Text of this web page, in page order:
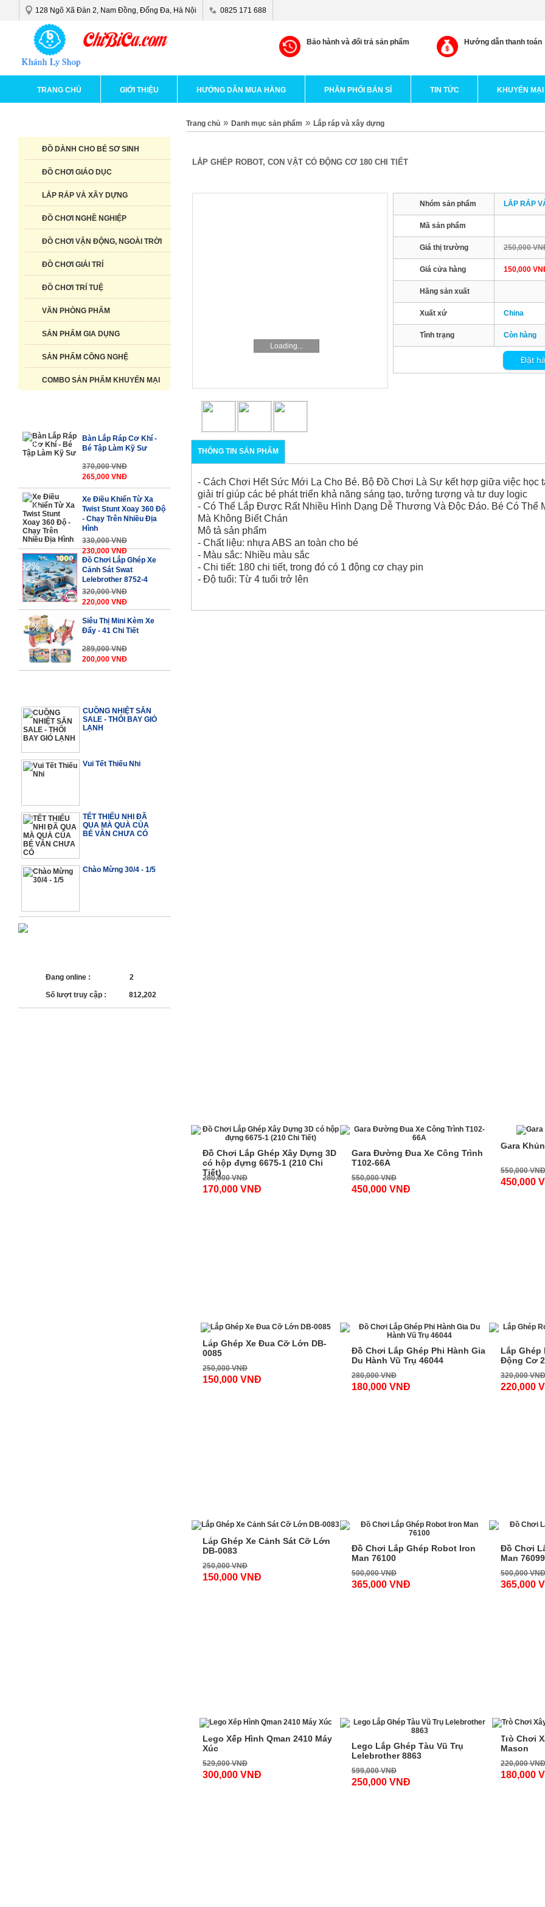
128 Ngõ Xã Đàn 2, Nam Đồng, Đống Đa, Hà Nội 0825 171 688
Bảo hành và đổi trả sản phẩm Hướng dẫn thanh toán
TRANG CHỦ GIỚI THIỆU HƯỚNG DẪN MUA HÀNG PHÂN PHỐI BÁN SỈ TIN TỨC KHUYẾN MẠI
ĐỒ DÀNH CHO BÉ SƠ SINH
ĐỒ CHƠI GIÁO DỤC
LẮP RÁP VÀ XÂY DỰNG
ĐỒ CHƠI NGHỀ NGHIỆP
ĐỒ CHƠI VẬN ĐỘNG, NGOÀI TRỜI
ĐỒ CHƠI GIẢI TRÍ
ĐỒ CHƠI TRÍ TUỆ
VĂN PHÒNG PHẨM
SẢN PHẨM GIA DỤNG
SẢN PHẨM CÔNG NGHỆ
COMBO SẢN PHẨM KHUYẾN MẠI
-29%
Bàn Lắp Ráp Cơ Khí -
Bé Tập Làm Kỹ Sư
370,000 VNĐ
265,000 VNĐ
-31%
Xe Điều Khiển Từ Xa
Twist Stunt Xoay 360 Độ
- Chạy Trên Nhiều Địa
Hình
330,000 VNĐ
230,000 VNĐ
-32%
Đồ Chơi Lắp Ghép Xe
Cảnh Sát Swat
Lelebrother 8752-4
320,000 VNĐ
220,000 VNĐ
-31%
Siêu Thị Mini Kèm Xe
Đẩy - 41 Chi Tiết
289,000 VNĐ
200,000 VNĐ
CUỒNG NHIỆT SĂN
SALE - THỔI BAY GIÓ
LẠNH
Vui Tết Thiếu Nhi
TẾT THIẾU NHI ĐÃ
QUA MÀ QUÀ CỦA
BÉ VẪN CHƯA CÓ
Chào Mừng 30/4 - 1/5
Đang online : 2
Số lượt truy cập : 812,202
Trang chủ » Danh mục sản phẩm » Lắp ráp và xây dựng
LẮP GHÉP ROBOT, CON VẬT CÓ ĐỘNG CƠ 180 CHI TIẾT
Loading...
Nhóm sản phẩm LẮP RÁP
Mã sản phẩm
Giá thị trường 250,000
Giá cửa hàng 150,000
Hãng sản xuất
Xuất xứ China
Tình trạng Còn hàng
Đặt
THÔNG TIN SẢN PHẨM
- Cách Chơi Hết Sức Mới Lạ Cho Bé. Bộ Đồ Chơi Là Sự kết hợp giữa việc học
giải trí giúp các bé phát triển khả năng sáng tạo, tưởng tượng và tư duy logic
- Có Thể Lắp Được Rất Nhiều Hình Dạng Dễ Thương Và Độc Đáo. Bé Có Thể
Mà Không Biết Chán
Mô tả sản phẩm
- Chất liệu: nhựa ABS an toàn cho bé
- Màu sắc: Nhiều màu sắc
- Chi tiết: 180 chi tiết, trong đó có 1 động cơ chạy pin
- Độ tuổi: Từ 4 tuổi trở lên
Đồ Chơi Lắp Ghép Xây Dựng 3D
có hộp đựng 6675-1 (210 Chi
Tiết)
280,000 VNĐ
170,000 VNĐ
Gara Đường Đua Xe Công Trình
T102-66A
550,000 VNĐ
450,000 VNĐ
-19%Gara
550,000 VNĐ
450,000
-40%Lắp Ghép Xe Đua Cỡ Lớn DB-
0085
250,000 VNĐ
150,000 VNĐ
Đồ Chơi Lắp Ghép Phi Hành Gia
Du Hành Vũ Trụ 46044
280,000 VNĐ
180,000 VNĐ
Lắp Ghép
Động Cơ
320,000 VNĐ
220,000
-40%Lắp Ghép Xe Cảnh Sát Cỡ Lớn
DB-0083
250,000 VNĐ
150,000 VNĐ
Đồ Chơi Lắp Ghép Robot Iron
Man 76100
500,000 VNĐ
365,000 VNĐ
Đồ Chơi
Man 76099
500,000 VNĐ
365,000
-44%Lego Xếp Hình Qman 2410 Máy
Xúc
529,000 VNĐ
300,000 VNĐ
Lego Lắp Ghép Tàu Vũ Trụ
Lelebrother 8863
599,000 VNĐ
250,000 VNĐ
-19%Trò Chơi
Mason
220,000 VNĐ
180,000